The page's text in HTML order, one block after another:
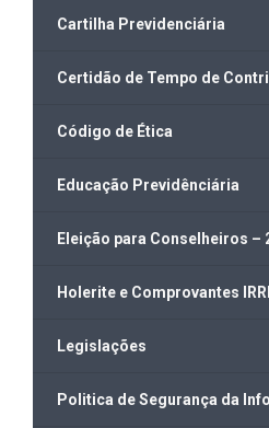
Cartilha Previdenciária
Certidão de Tempo de
Código de Ética
Educação Previdênciária
Eleição para Conselheiros –
Holerite e Comprovantes
Legislações
Politica de Segurança da